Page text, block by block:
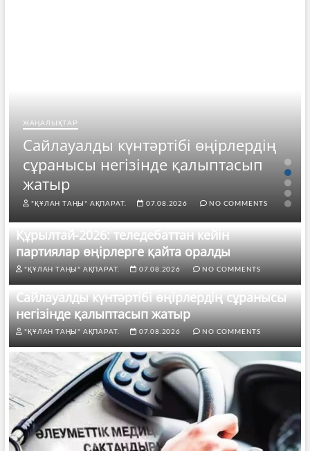
ЖАҢАЛЫҚТАР
Сайлауалды күнтәртібі өңірлердің
сұранысы негізінде қалыптасып
жатыр
"ҚҰЛАН ТАҢЫ" АҚПАРАТ. 07.08.2026 NO COMMENTS
Құрылтай-2026: теледебаттан кейін
партиялар өңірлерге қайта оралды
"ҚҰЛАН ТАҢЫ" АҚПАРАТ. 07.08.2026 NO COMMENTS
Сайлауалды күнтәртібі өңірлердің сұранысы
негізінде қалыптасып жатыр
"ҚҰЛАН ТАҢЫ" АҚПАРАТ. 07.08.2026 NO COMMENTS